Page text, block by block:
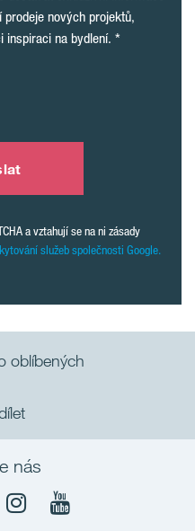
oblíbených
prodeje nových projektů,
inspiraci na bydlení.
a vztahují se na ni zásady
služeb společnosti Google.
nás